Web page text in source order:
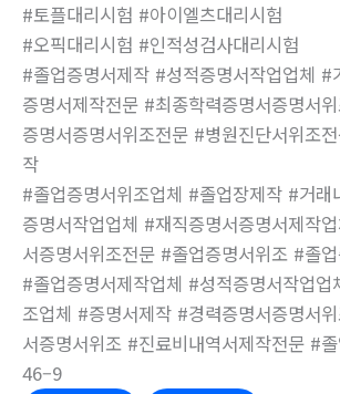
#토플대리시험 #아이엘츠대리시험
#오픽대리시험 #인적성검사대리시험
#졸업증명서제작 #성적증명서작업업체 #
증명서제작전문 #최종학력증명서증명서
증명서증명서위조전문 #병원진단서위조
작
#졸업증명서위조업체 #졸업장제작 #거래
증명서작업업체 #재직증명서증명서제작
서증명서위조전문 #졸업증명서위조 #졸
#졸업증명서제작업체 #성적증명서작업업
조업체 #증명서제작 #경력증명서증명서
서증명서위조 #진료비내역서제작전문 #
46–9